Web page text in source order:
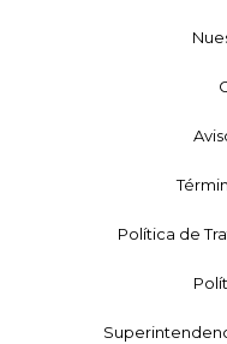
Política de